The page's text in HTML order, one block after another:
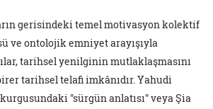
gerisindeki temel motivasyon kolektif
ve ontolojik emniyet arayışıyla
tarihsel yenilginin mutlaklaşmasını
tarihsel telafi imkânıdır. Yahudi
"sürgün anlatısı" veya Şia